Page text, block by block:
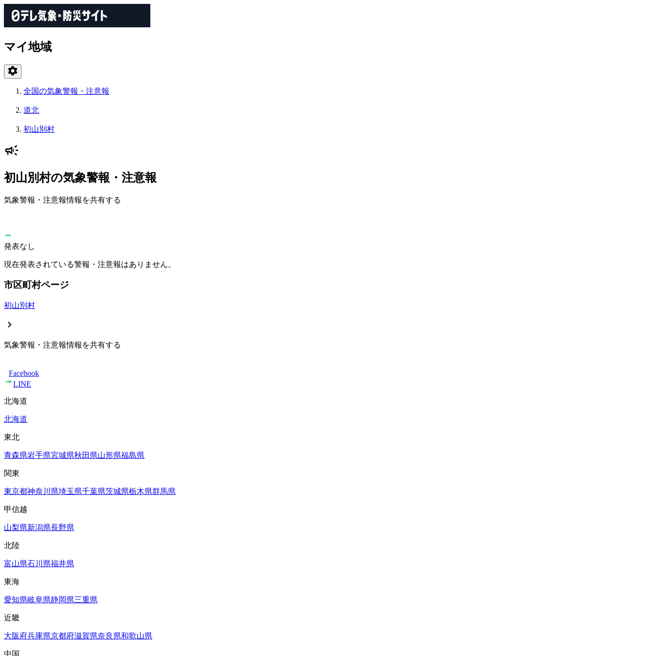
マイ地域
全国の気象警報・注意報
道北
初山別村
初山別村の気象警報・注意報
気象警報・注意報情報を共有する
発表なし
現在発表されている警報・注意報はありません。
市区町村ページ
初山別村
気象警報・注意報情報を共有する
Facebook
LINE
北海道
北海道
東北
青森県岩手県宮城県秋田県山形県福島県
関東
東京都神奈川県埼玉県千葉県茨城県栃木県群馬県
甲信越
山梨県新潟県長野県
北陸
富山県石川県福井県
東海
愛知県岐阜県静岡県三重県
近畿
大阪府兵庫県京都府滋賀県奈良県和歌山県
中国